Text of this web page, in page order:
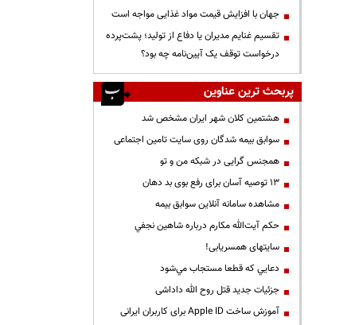
جهان با افزایش قیمت مواد غذایی مواجه است
تقسیم غنایم مدیران یا دفاع از تولید؛ پشت‌پرده
درخواست توقف یک آیین‌نامه چه بود؟
پربحث ترین عناوین
هشتمین کلان شهر ایران مشخص شد
سوابق بیمه شدگان روی سایت تامین اجتماعی
همجنس گرایی در شبکه من و تو
13 توصیه آسان برای رفع بوی بد دهان
مشاهده سامانه آنلاين سوابق بیمه
حكم آيت‌الله مكارم درباره شاهين نجفي
سایتهای همسریابی!
دعايي كه قطعا مستجاب مي‌شود
جزئیات جدید قتل روح الله داداشی
آموزش ساخت Apple ID برای کاربران ایرانی